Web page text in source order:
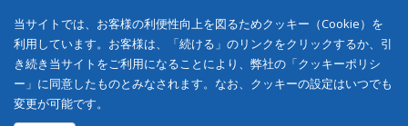
当サイトでは、お客様の利便性向上を図るためクッキー（Cookie）を
利用しています。お客様は、「続ける」のリンクをクリックするか、引
き続き当サイトをご利用になることにより、弊社の「クッキーポリシ
ー」に同意したものとみなされます。なお、クッキーの設定はいつでも
変更が可能です。